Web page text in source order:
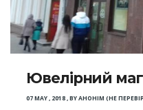
Ювелірний
07 MAY , 2018,BYАНОНІМ (НЕ